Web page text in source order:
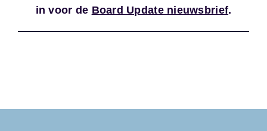
in voor de Board Update nieuwsbrief.